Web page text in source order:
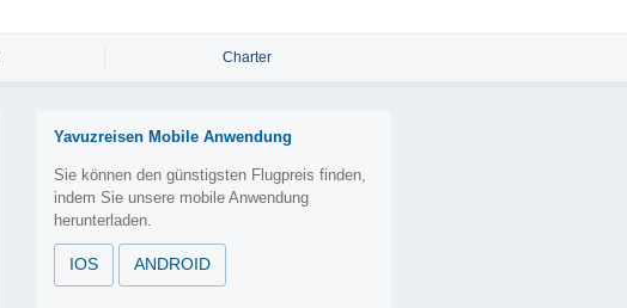
Charter
Yavuzreisen Mobile Anwendung
Sie können den günstigsten Flugpreis finden,
indem Sie unsere mobile Anwendung
herunterladen.
IOS ANDROID